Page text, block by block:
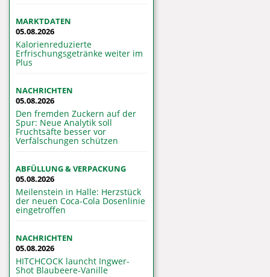
MARKTDATEN
05.08.2026
Kalorienreduzierte
Erfrischungsgetränke weiter im
Plus
NACHRICHTEN
05.08.2026
Den fremden Zuckern auf der
Spur: Neue Analytik soll
Fruchtsäfte besser vor
Verfälschungen schützen
ABFÜLLUNG & VERPACKUNG
05.08.2026
Meilenstein in Halle: Herzstück
der neuen Coca-Cola Dosenlinie
eingetroffen
NACHRICHTEN
05.08.2026
HITCHCOCK launcht Ingwer-
Shot Blaubeere-Vanille